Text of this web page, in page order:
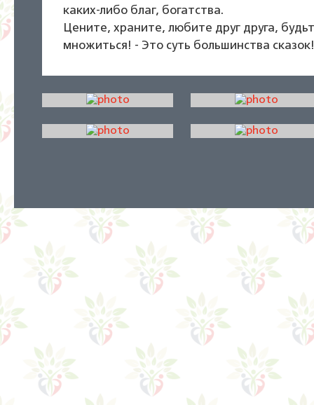
каких-либо благ, богатства.
Цените, храните, любите друг друга,
множиться! - Это суть большинства сказок!